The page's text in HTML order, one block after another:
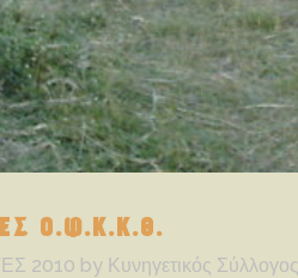
Ο.Φ.Κ.Κ.Θ.
2010 by Κυνηγετικός Σύλλογος